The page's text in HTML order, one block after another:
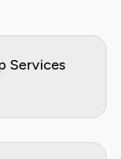
Services